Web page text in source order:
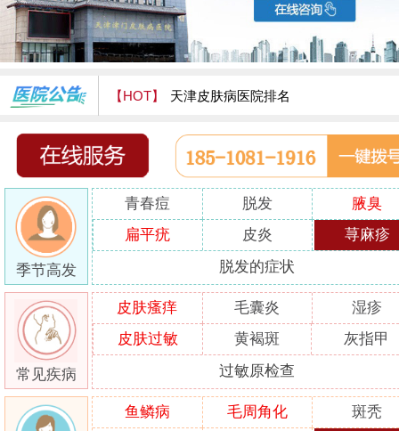
【HOT】 天津皮肤病医院排名
天津津门皮肤病医院怎么样
季节高发
青春痘 脱发
腋臭
扁平疣
皮炎 荨麻疹
脱发的症状
常见疾病
皮肤瘙痒 毛囊炎
湿疹
皮肤过敏
黄褐斑 灰指甲
过敏原检查
鱼鳞病 毛周角化
斑秃